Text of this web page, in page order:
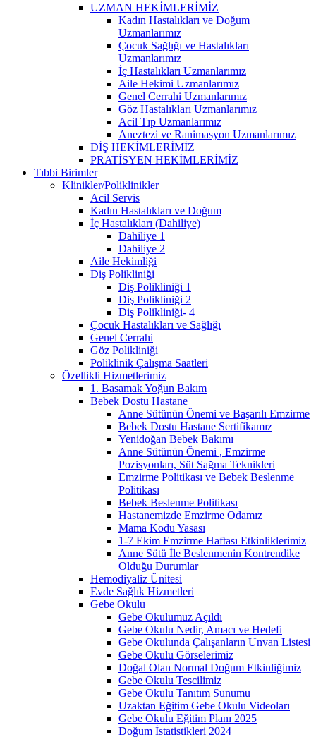
UZMAN HEKİMLERİMİZ
Kadın Hastalıkları ve Doğum
Uzmanlarımız
Çocuk Sağlığı ve Hastalıkları
Uzmanlarımız
İç Hastalıkları Uzmanlarımız
Aile Hekimi Uzmanlarımız
Genel Cerrahi Uzmanlarımız
Göz Hastalıkları Uzmanlarımız
Acil Tıp Uzmanlarımız
Aneztezi ve Ranimasyon Uzmanlarımız
DİŞ HEKİMLERİMİZ
PRATİSYEN HEKİMLERİMİZ
Tıbbi Birimler
Klinikler/Poliklinikler
Acil Servis
Kadın Hastalıkları ve Doğum
İç Hastalıkları (Dahiliye)
Dahiliye 1
Dahiliye 2
Aile Hekimliği
Diş Polikliniği
Diş Polikliniği 1
Diş Polikliniği 2
Diş Polikliniği- 4
Çocuk Hastalıkları ve Sağlığı
Genel Cerrahi
Göz Polikliniği
Poliklinik Çalışma Saatleri
Özellikli Hizmetlerimiz
1. Basamak Yoğun Bakım
Bebek Dostu Hastane
Anne Sütünün Önemi ve Başarılı Emzirme
Bebek Dostu Hastane Sertifikamız
Yenidoğan Bebek Bakımı
Anne Sütünün Önemi , Emzirme
Pozisyonları, Süt Sağma Teknikleri
Emzirme Politikası ve Bebek Beslenme
Politikası
Bebek Beslenme Politikası
Hastanemizde Emzirme Odamız
Mama Kodu Yasası
1-7 Ekim Emzirme Haftası Etkinliklerimiz
Anne Sütü İle Beslenmenin Kontrendike
Olduğu Durumlar
Hemodiyaliz Ünitesi
Evde Sağlık Hizmetleri
Gebe Okulu
Gebe Okulumuz Açıldı
Gebe Okulu Nedir, Amacı ve Hedefi
Gebe Okulunda Çalışanların Unvan Listesi
Gebe Okulu Görselerimiz
Doğal Olan Normal Doğum Etkinliğimiz
Gebe Okulu Tescilimiz
Gebe Okulu Tanıtım Sunumu
Uzaktan Eğitim Gebe Okulu Videoları
Gebe Okulu Eğitim Planı 2025
Doğum İstatistikleri 2024